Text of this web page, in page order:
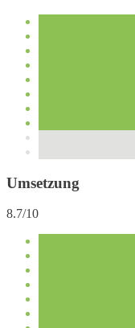
Umsetzung
8.7/10